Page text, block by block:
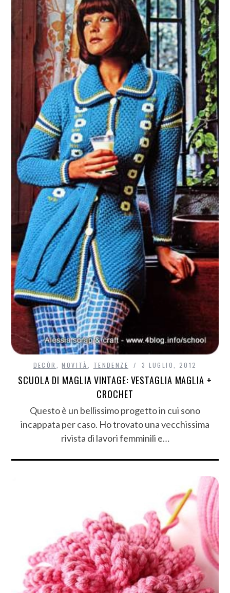
DECÒR ,NOVITÀ TENDENZE 3 LUGLIO, 2012
SCUOLA DI MAGLIA VINTAGE: VESTAGLIA MAGLIA +
CROCHET
Questo è un bellissimo progetto in cui sono
incappata per caso. Ho trovato una vecchissima
rivista di lavori femminili e…